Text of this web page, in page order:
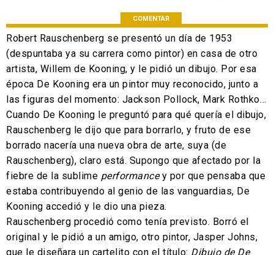
COMENTAR
Robert Rauschenberg se presentó un día de 1953
(despuntaba ya su carrera como pintor) en casa de otro
artista, Willem de Kooning, y le pidió un dibujo. Por esa
época De Kooning era un pintor muy reconocido, junto a
las figuras del momento: Jackson Pollock, Mark Rothko…
Cuando De Kooning le preguntó para qué quería el dibujo,
Rauschenberg le dijo que para borrarlo, y fruto de ese
borrado nacería una nueva obra de arte, suya (de
Rauschenberg), claro está. Supongo que afectado por la
fiebre de la sublime performancey por que pensaba que
estaba contribuyendo al genio de las vanguardias, De
Kooning accedió y le dio una pieza.
Rauschenberg procedió como tenía previsto. Borró el
original y le pidió a un amigo, otro pintor, Jasper Johns,
que le diseñara un cartelito con el título: Dibujo de De